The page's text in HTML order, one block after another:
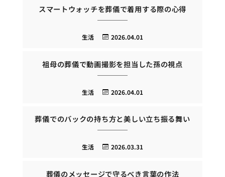
スマートウォッチを葬儀で着用する際の心得
2026.04.01
生活
祖母の葬儀で動画撮影を担当した孫の視点
2026.04.01
生活
葬儀でのバックの持ち方と美しい立ち振る舞い
2026.03.31
生活
葬儀のメッセージで守るべき言葉の作法